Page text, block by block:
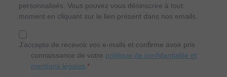
personnalisés. Vous pouvez vous désinscrire à tout
moment en cliquant sur le lien présent dans nos emails.
J'accepte de recevoir vos e-mails et confirme avoir pris
connaissance de votre politique de confidentialité et
mentions légales.